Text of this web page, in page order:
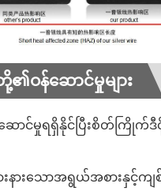
၏ဝန်ဆောင်မှုများ
ဆောင်မှုရရှိနိုင်ပြီးစိတ်ကြိုက်
ြားနားသောအရွယ်အစားနှင့်